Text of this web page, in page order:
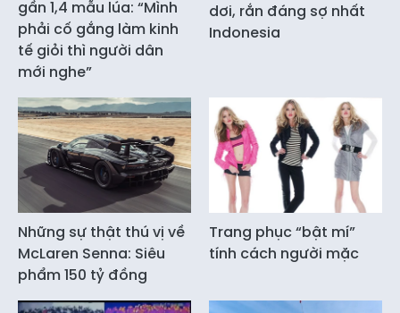
gần 1,4 mẫu lúa: “Mình
phải cố gắng làm kinh
tế giỏi thì người dân
mới nghe”
dơi, rắn đáng sợ nhất
Indonesia
Những sự thật thú vị về
McLaren Senna: Siêu
phẩm 150 tỷ đồng
Trang phục “bật mí”
tính cách người mặc